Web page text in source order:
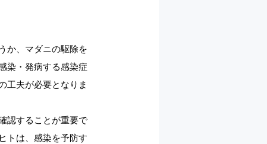
か、マダニの駆除を
染・発病する感染症
工夫が必要となりま
認することが重要で
トは、感染を予防す